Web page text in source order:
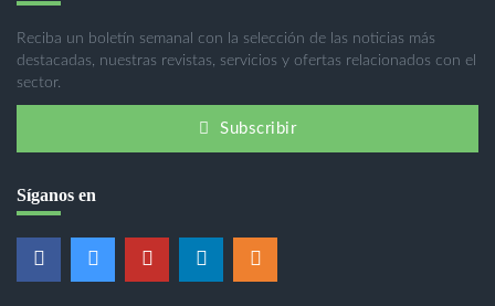
Reciba un boletín semanal con la selección de las noticias más
destacadas, nuestras revistas, servicios y ofertas relacionados con el
sector.
Subscribir
Síganos en